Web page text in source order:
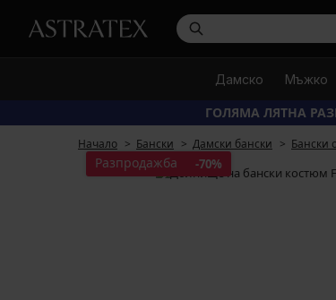
Дамско Мъжко
ГОЛЯМА ЛЯТНА
Начало Бански Дамски бански Бански
Разпродажба -70%